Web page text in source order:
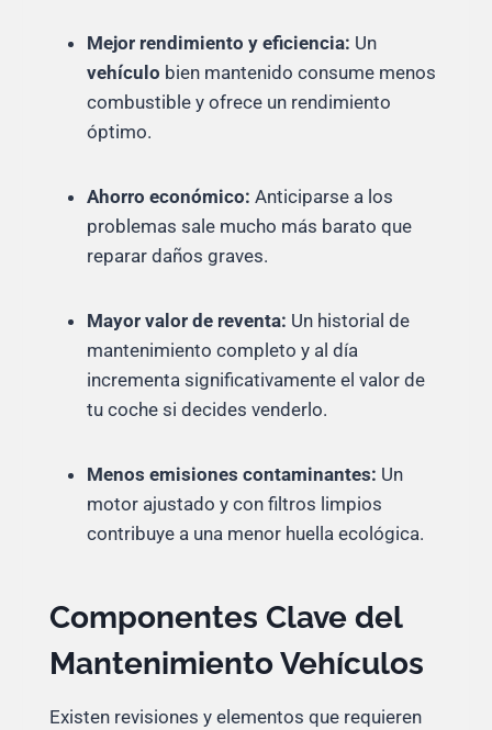
Mejor rendimiento y eficiencia: Un
vehículo bien mantenido consume menos
combustible y ofrece un rendimiento
óptimo.
Ahorro económico: Anticiparse a los
problemas sale mucho más barato que
reparar daños graves.
Mayor valor de reventa: Un historial de
mantenimiento completo y al día
incrementa significativamente el valor de
tu coche si decides venderlo.
Menos emisiones contaminantes: Un
motor ajustado y con filtros limpios
contribuye a una menor huella ecológica.
Componentes Clave del
Mantenimiento Vehículos
Existen revisiones y elementos que requieren